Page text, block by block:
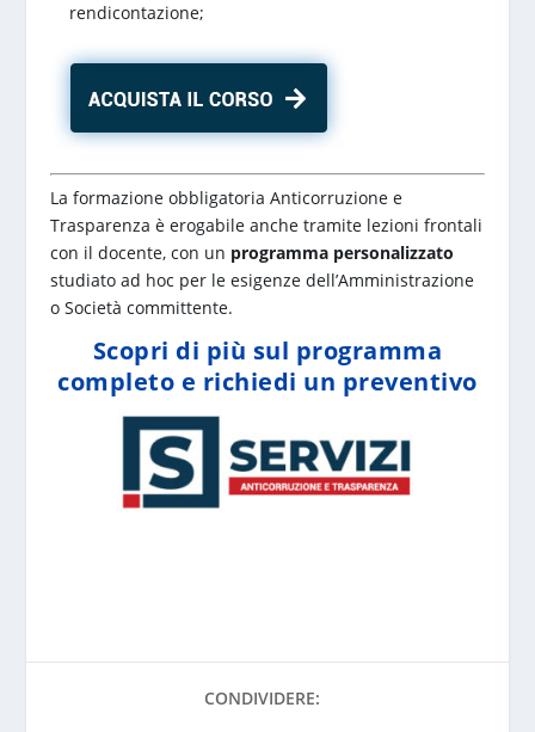
rendicontazione;
La formazione obbligatoria Anticorruzione e
Trasparenza è erogabile anche tramite lezioni frontali
con il docente, con un programma personalizzato
studiato ad hoc per le esigenze dell’Amministrazione
o Società committente.
Scopri di più sul programma
completo e richiedi un preventivo
CONDIVIDERE: